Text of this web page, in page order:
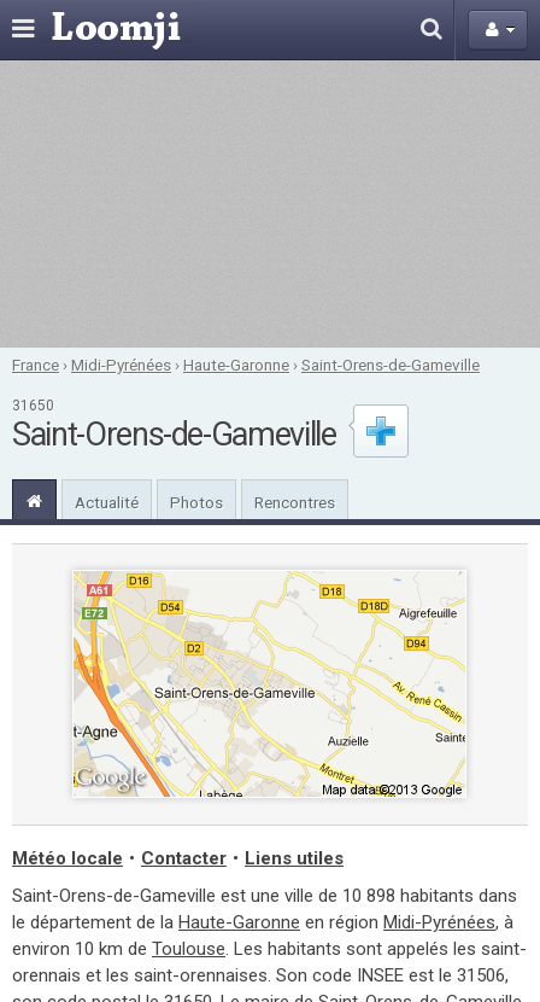
France ›Midi-Pyrénées ›Haute-Garonne ›Saint-Orens-de-Gameville
31650
Saint-Orens-de-Gameville
Actualité Photos Rencontres
Météo locale • Contacter • Liens utiles
Saint-Orens-de-Gameville est une ville de 10 898 habitants dans
le département de la Haute-Garonne en région Midi-Pyrénées, à
environ 10 km de Toulouse. Les habitants sont appelés les saint-
orennais et les saint-orennaises. Son code INSEE est le 31506,